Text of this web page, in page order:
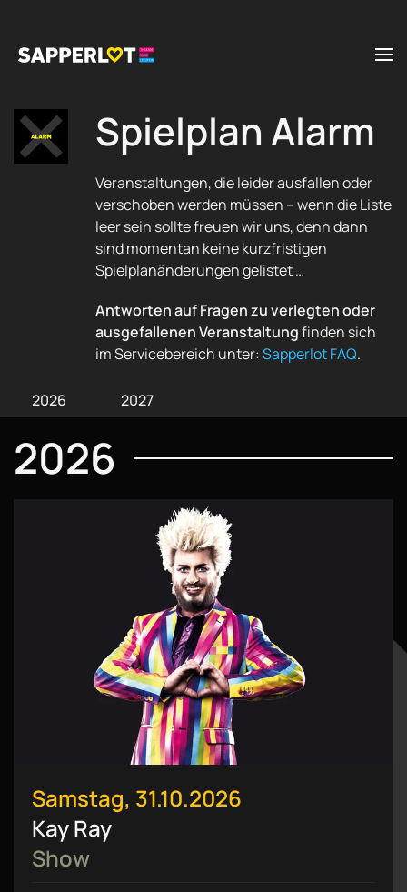
Zum Hauptinhalt springen
Spielplan Alarm
Veranstaltungen, die leider ausfallen oder
verschoben werden müssen – wenn die Liste
leer sein sollte freuen wir uns, denn dann
sind momentan keine kurzfristigen
Spielplanänderungen gelistet …
Antworten auf Fragen zu verlegten oder
ausgefallenen Veranstaltungfinden sich
im Servicebereich unter:Sapperlot FAQ.
2026 2027
2026
Samstag, 31.10.2026
Kay Ray
Show